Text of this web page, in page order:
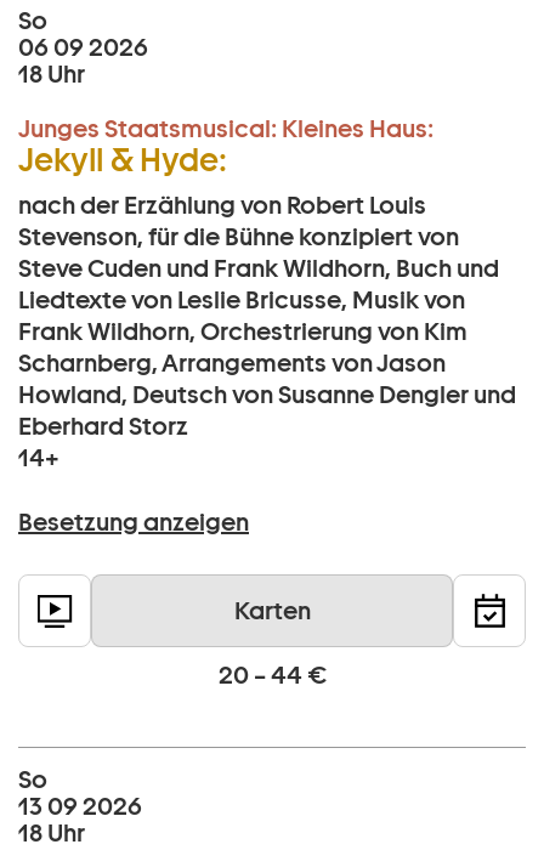
So
06 09 2026
18 Uhr
Junges Staatsmusical: Kleines Haus:
Jekyll & Hyde:
nach der Erzählung von Robert Louis
Stevenson, für die Bühne konzipiert von
Steve Cuden und Frank Wildhorn, Buch und
Liedtexte von Leslie Bricusse, Musik von
Frank Wildhorn, Orchestrierung von Kim
Scharnberg, Arrangements von Jason
Howland, Deutsch von Susanne Dengler und
Eberhard Storz
14+
Besetzung anzeigen
Karten
20 – 44 €
So
13 09 2026
18 Uhr